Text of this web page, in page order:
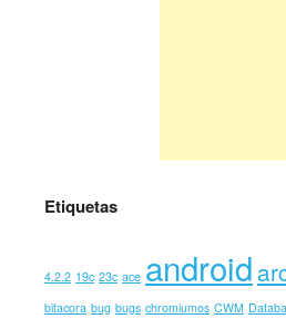
Etiquetas
4.2.2 19c 23c ace android
bitacora bug bugs chromiumos CWM